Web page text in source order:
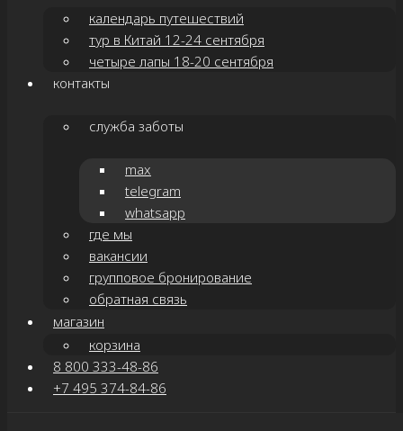
календарь путешествий
тур в Китай 12-24 сентября
четыре лапы 18-20 сентября
контакты
служба заботы
max
telegram
whatsapp
где мы
вакансии
групповое бронирование
обратная связь
магазин
корзина
8 800 333-48-86
+7 495 374-84-86